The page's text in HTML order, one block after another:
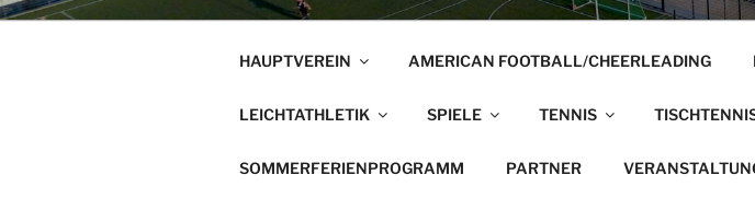
HAUPTVEREIN AMERICAN FOOTBALL/CHEERLEADING
LEICHTATHLETIK SPIELE TENNIS
SOMMERFERIENPROGRAMM PARTNER